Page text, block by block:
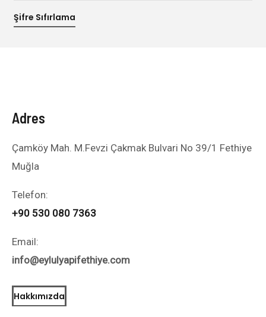
Şifre Sıfırlama
Adres
Çamköy Mah. M.Fevzi Çakmak Bulvari No 39/1 Fethiye
Muğla
Telefon:
+90 530 080 7363
Email:
info@eylulyapifethiye.com
Hakkımızda